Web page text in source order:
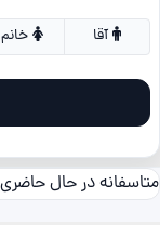
خانم
متاسفانه در حال